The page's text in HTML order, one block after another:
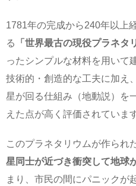
1781年の完成から240年以上
る
「世界最古の現役プラネタ
ったシンプルな材料を用いて
技術的・創造的な工夫に加え
星が回る仕組み（地動説）を
えた点が高く評価されていま
このプラネタリウムが作られ
星同士が近づき衝突して地球
まり、市民の間にパニックが